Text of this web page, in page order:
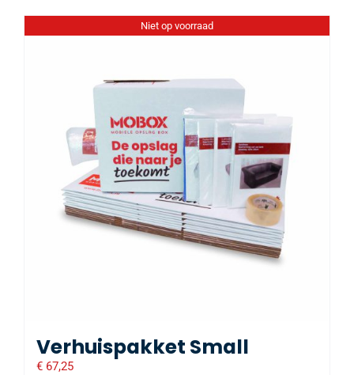
Verhuispakketten
Niet op voorraad
Verhuispakket Small
€ 67,25